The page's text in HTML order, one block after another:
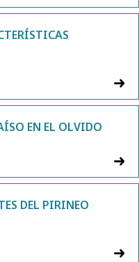
EN EL OLVIDO
DEL PIRINEO